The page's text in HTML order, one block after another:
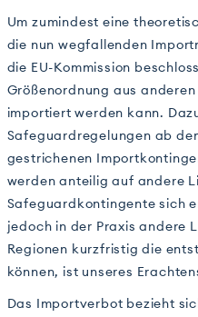
Um zumindest eine
die nun wegfallenden
die EU-Kommission
Größenordnung aus
importiert werden kann.
Safeguardregelungen ab
gestrichenen
werden anteilig auf andere
Safeguardkontingente sich
jedoch in der Praxis andere
Regionen kurzfristig die
können, ist unseres
Das Importverbot bezieht